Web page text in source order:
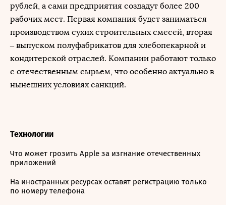
рублей, а сами предприятия создадут более 200
рабочих мест. Первая компания будет заниматься
производством сухих строительных смесей, вторая
– выпуском полуфабрикатов для хлебопекарной и
кондитерской отраслей. Компании работают только
с отечественным сырьем, что особенно актуально в
нынешних условиях санкций.
Технологии
Что может грозить Apple за изгнание отечественных
приложений
На иностранных ресурсах оставят регистрацию только
по номеру телефона